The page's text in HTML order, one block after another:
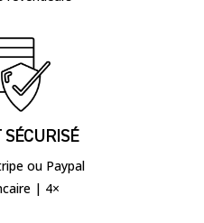
SÉCURISÉ
ou Paypal
| 4×